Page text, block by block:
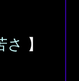
さ
】